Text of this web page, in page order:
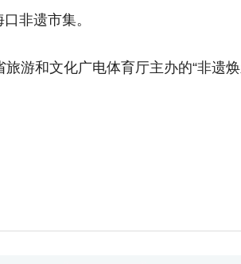
非遗市集。
和文化广电体育厅主办的“非遗焕